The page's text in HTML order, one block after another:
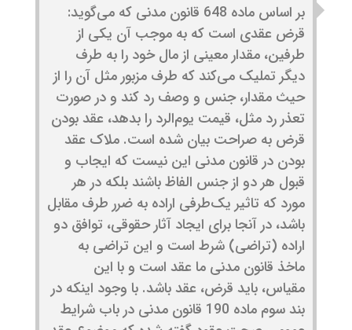
بر اساس ماده 648 قانون مدنی که می‌گوید:
قرض عقدی است که به موجب آن یکی از
طرفین، مقدار معینی از مال خود را به طرف
دیگر تملیک می‌کند که طرف مزبور مثل آن را از
حیث مقدار، جنس و وصف رد کند و در صورت
تعذر رد مثل، قیمت یوم‌الرد را بدهد، عقد بودن
قرض به صراحت بیان شده است. ملاک عقد
بودن در قانون مدنی این نیست که ایجاب و
قبول هر دو از جنس الفاظ باشند بلکه در هر
مورد که تاثیر یک‌طرفی اراده به ضرر طرف مقابل
باشد، در آنجا برای ایجاد آثار حقوقی، توافق دو
اراده (تراضی) شرط است و این تراضی به
ماخذ قانون مدنی ما عقد است و با این
مقیاس، باید قرض، عقد باشد. با وجود اینکه در
بند سوم ماده 190 قانون مدنی در باب شرایط